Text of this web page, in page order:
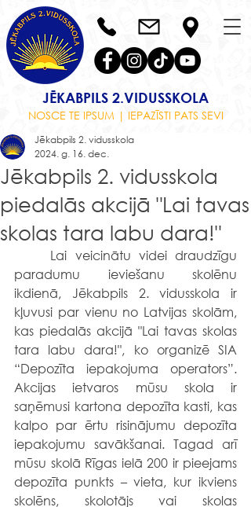
JĒKABPILS 2.VIDUSSKOLA
NOSCE TE IPSUM | IEPAZĪSTI PATS SEVI
Jēkabpils 2. vidusskola
piedalās akcijā "Lai tavas
skolas tara labu dara!"
Jēkabpils 2. vidusskola
2024. g. 16. dec.
paradumu ieviešanu skolēnu
ikdienā, Jēkabpils 2. vidusskola ir
kļuvusi par vienu no Latvijas skolām,
kas piedalās akcijā "Lai tavas skolas
tara labu dara!", ko organizē SIA
“Depozīta iepakojuma operators”.
Akcijas ietvaros mūsu skola ir
saņēmusi kartona depozīta kasti, kas
kalpo par ērtu risinājumu depozīta
iepakojumu savākšanai. Tagad arī
mūsu skolā Rīgas ielā 200 ir pieejams
depozīta punkts – vieta, kur ikviens
skolēns, skolotājs vai skolas